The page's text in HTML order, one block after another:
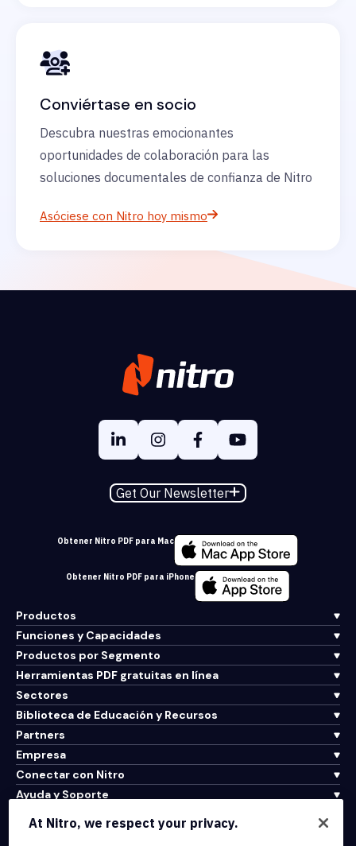
Conviértase en socio
Descubra nuestras emocionantes
oportunidades de colaboración para las
soluciones documentales de confianza de Nitro
Asóciese con Nitro hoy mismo
Get Our Newsletter
Obtener Nitro PDF para Mac
Obtener Nitro PDF para iPhone
Productos
Funciones y Capacidades
Productos por Segmento
Herramientas PDF gratuitas en línea
Sectores
Biblioteca de Educación y Recursos
Partners
Empresa
Conectar con Nitro
Ayuda y Soporte
At Nitro, we respect your privacy.